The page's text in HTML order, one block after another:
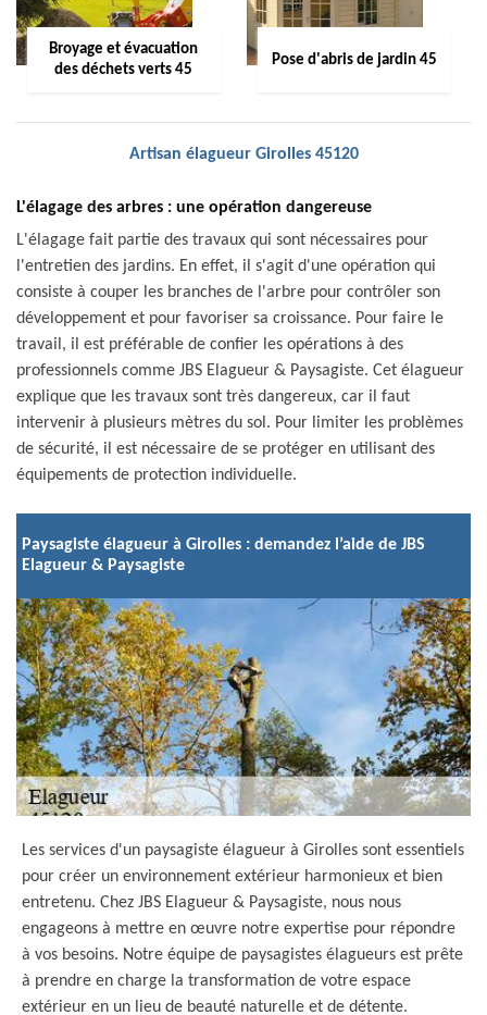
Broyage et évacuation
des déchets verts 45
Pose d'abris de jardin 45
Artisan élagueur Girolles 45120
L'élagage des arbres : une opération dangereuse
L'élagage fait partie des travaux qui sont nécessaires pour
l'entretien des jardins. En effet, il s'agit d'une opération qui
consiste à couper les branches de l'arbre pour contrôler son
développement et pour favoriser sa croissance. Pour faire le
travail, il est préférable de confier les opérations à des
professionnels comme JBS Elagueur & Paysagiste. Cet élagueur
explique que les travaux sont très dangereux, car il faut
intervenir à plusieurs mètres du sol. Pour limiter les problèmes
de sécurité, il est nécessaire de se protéger en utilisant des
équipements de protection individuelle.
Paysagiste élagueur à Girolles : demandez l’aide de JBS
Elagueur & Paysagiste
Les services d'un paysagiste élagueur à Girolles sont essentiels
pour créer un environnement extérieur harmonieux et bien
entretenu. Chez JBS Elagueur & Paysagiste, nous nous
engageons à mettre en œuvre notre expertise pour répondre
à vos besoins. Notre équipe de paysagistes élagueurs est prête
à prendre en charge la transformation de votre espace
extérieur en un lieu de beauté naturelle et de détente.